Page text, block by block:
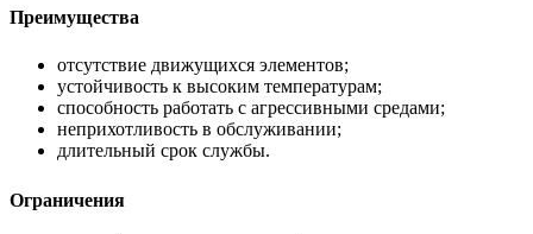
Преимущества
отсутствие движущихся элементов;
устойчивость к высоким температурам;
способность работать с агрессивными средами;
неприхотливость в обслуживании;
длительный срок службы.
Ограничения